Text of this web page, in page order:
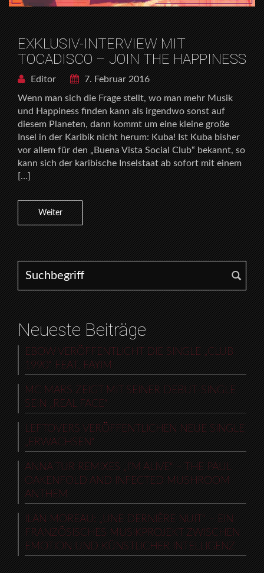
EXKLUSIV-INTERVIEW MIT
TOCADISCO – JOIN THE HAPPINESS
Editor
7. Februar 2016
Wenn man sich die Frage stellt, wo man mehr Musik
und Happiness finden kann als irgendwo sonst auf
diesem Planeten, dann kommt um eine kleine große
Insel in der Karibik nicht herum: Kuba! Ist Kuba bisher
vor allem für den „Buena Vista Social Club“ bekannt, so
kann sich der karibische Inselstaat ab sofort mit einem
[…]
Weiter
Search for:
Neueste Beiträge
EBOW VERÖFFENTLICHT DIE SINGLE „CLUB
1990“ FEAT. FAYIM
MC MARS ZEIGT MIT SEINER DEBUT-SINGLE
SEIN „REAL FACE“
LEFTOVERS VERÖFFENTLICHEN NEUE SINGLE
„ERWACHSEN“
ANNA TUR REMIXES „I’M ALIVE“ – THE PAUL
OAKENFOLD AND INFECTED MUSHROOM
ANTHEM
ILAN MOREAU: „UNE DERNIÈRE NUIT“ – EIN
FRANZÖSISCHES MUSIKPROJEKT ZWISCHEN
EMOTION UND KÜNSTLICHER INTELLIGENZ